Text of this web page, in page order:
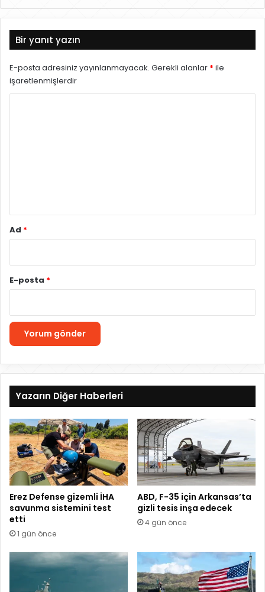
sit
esi
Bir yanıt yazın
E-posta adresiniz yayınlanmayacak. Gerekli alanlar * ile
işaretlenmişlerdir
Ad *
E-posta *
Yazarın Diğer Haberleri
Erez Defense gizemli İHA
savunma sistemini test
etti
1 gün önce
ABD, F-35 için Arkansas’ta
gizli tesis inşa edecek
4 gün önce